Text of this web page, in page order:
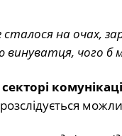
сталося на очах,
винуватця, чого
секторі